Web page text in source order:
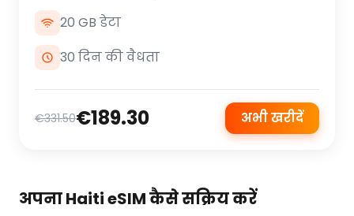
20 GB डेटा
30 दिन की वैधता
€331.50€189.30 अभी खरीदें
अपना Haiti eSIM कैसे सक्रिय करें